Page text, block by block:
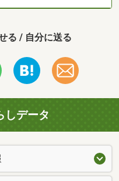
る / 自分に送る
しデータ